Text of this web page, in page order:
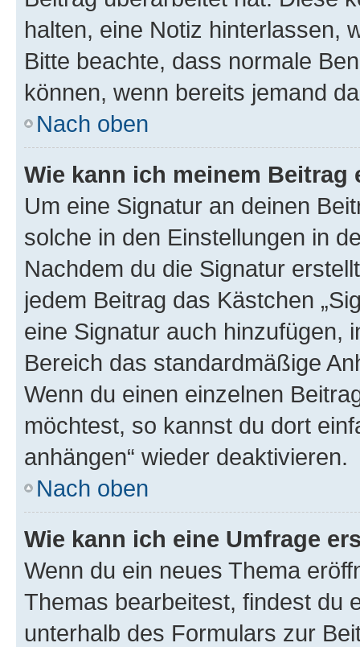
halten, eine Notiz hinterlassen,
Bitte beachte, dass normale
können, wenn bereits jemand
Nach oben
Wie kann ich meinem
Um eine Signatur an deinen
solche in den Einstellungen in
Nachdem du die Signatur
jedem Beitrag das Kästchen
eine Signatur auch hinzufügen,
Bereich das standardmäßige
Wenn du einen einzelnen
möchtest, so kannst du dort
anhängen“ wieder deaktivieren.
Nach oben
Wie kann ich eine Umfrage
Wenn du ein neues Thema
Themas bearbeitest, findest du
unterhalb des Formulars zur